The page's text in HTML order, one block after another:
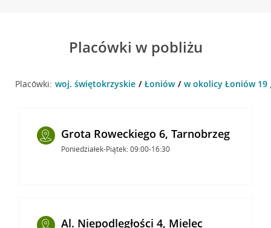
Placówki w pobliżu
Placówki: woj. świętokrzyskie Łoniów w okolicy Łoniów 19
Grota Roweckiego 6, Tarnobrzeg
Poniedziałek-Piątek: 09:00-16:30
Al. Niepodległości 4, Mielec